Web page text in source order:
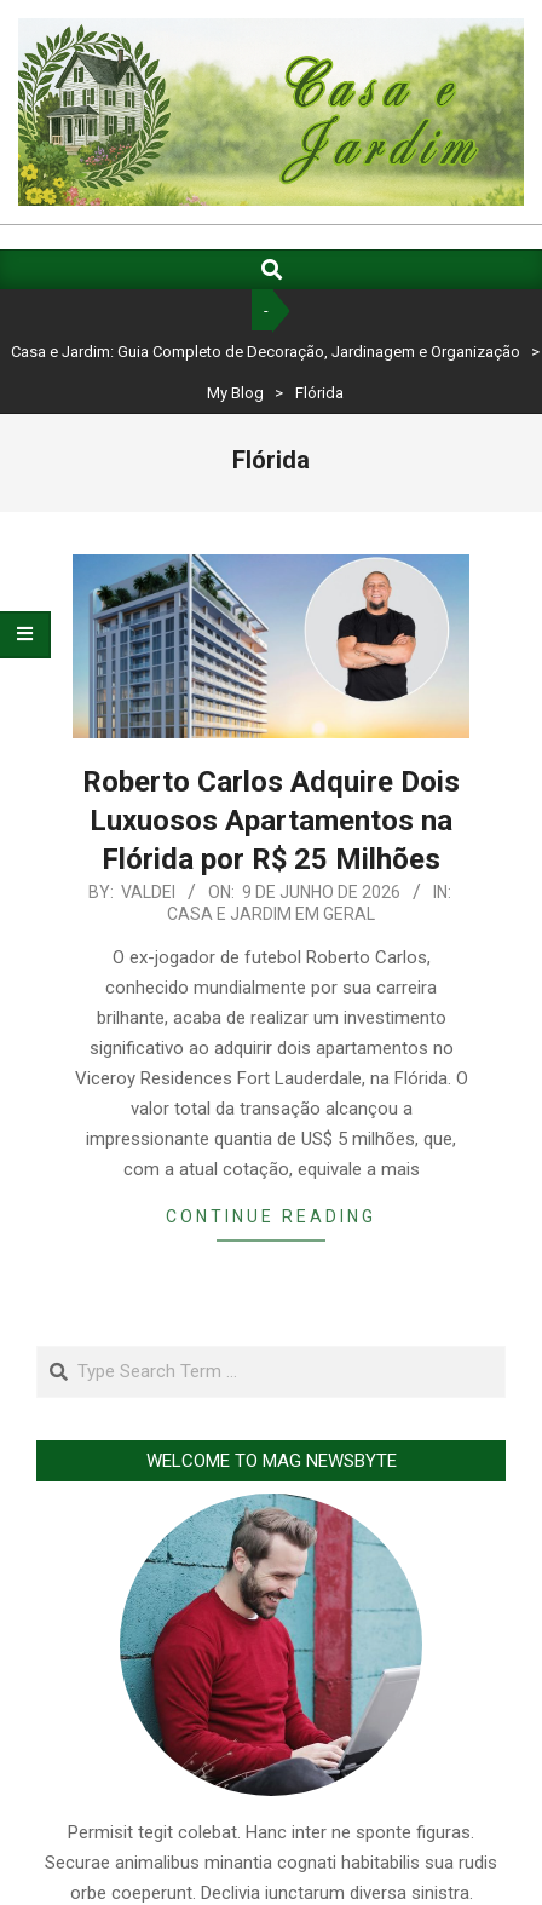
content
CASA
E
GUIA
COMPLETO
DECORAÇÃO,
ORGANIZAÇÃO
Navigation
Search
-
Casa e Jardim: Guia Completo de Decoração, Jardinagem e Organização >
My Blog > Flórida
Flórida
Roberto Carlos Adquire Dois
Luxuosos Apartamentos na
Flórida por R$ 25 Milhões
2026-
BY: VALDEI ON: 9 DE JUNHO DE 2026
IN:
CASA E JARDIM EM GERAL
O ex-jogador de futebol Roberto Carlos,
conhecido mundialmente por sua carreira
brilhante, acaba de realizar um investimento
significativo ao adquirir dois apartamentos no
Viceroy Residences Fort Lauderdale, na Flórida. O
valor total da transação alcançou a
impressionante quantia de US$ 5 milhões, que,
com a atual cotação, equivale a mais
CONTINUE READING
Search
WELCOME TO MAG NEWSBYTE
Permisit tegit colebat. Hanc inter ne sponte figuras.
Securae animalibus minantia cognati habitabilis sua rudis
orbe coeperunt. Declivia iunctarum diversa sinistra.